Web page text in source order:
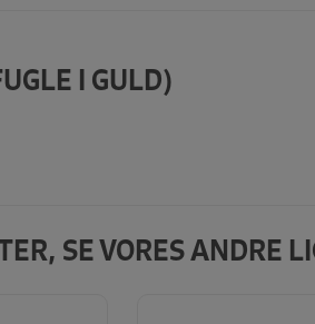
I GULD)
SE VORES ANDRE